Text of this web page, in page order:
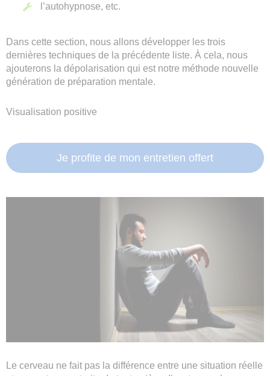
l’autohypnose, etc.
Dans cette section, nous allons développer les trois
dernières techniques de la précédente liste. À cela, nous
ajouterons la dépolarisation qui est notre méthode nouvelle
génération de préparation mentale.
Visualisation positive
Je profite de mon entretien offert
Le cerveau ne fait pas la différence entre une situation réelle